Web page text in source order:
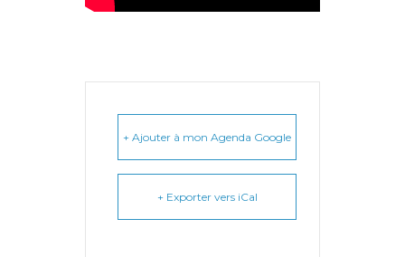
+ Ajouter à mon Agenda Google
+ Exporter vers iCal